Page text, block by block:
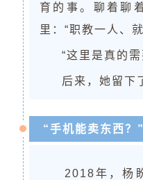
育的事。聊着聊
里：“职教一人、
“这里是真的需
后来，她留下
“手机能卖东西？”
2018年，杨